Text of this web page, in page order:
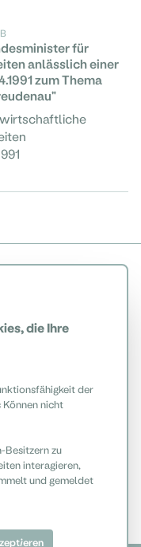
die Ihre
der
nicht
Besitzern zu
interagieren,
und gemeldet
für
anlässlich einer
zum Thema